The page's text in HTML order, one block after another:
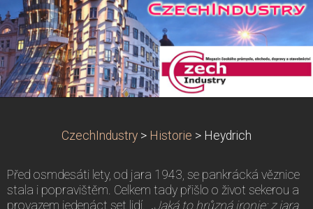
CzechIndustry > Historie > Heydrich
Před osmdesáti lety, od jara 1943, se pankrácká věznice
stala i popravištěm. Celkem tady přišlo o život sekerou a
provazem jedenáct set lidí. „Jaká to hrůzná ironie: z jara